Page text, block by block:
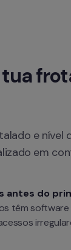
e nível
em
antes do
têm